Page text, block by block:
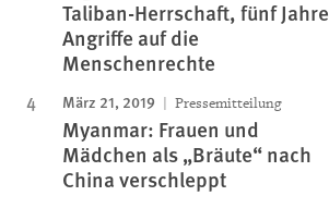
Taliban-Herrschaft, fünf Jahre
Angriffe auf die
Menschenrechte
März 21, 2019 Pressemitteilung
Myanmar: Frauen und
Mädchen als „Bräute“ nach
China verschleppt